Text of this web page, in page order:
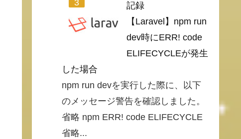
記録
【Laravel】npm run
dev時にERR! code
ELIFECYCLEが発生
した場合
npm run devを実行した際に、以下
のメッセージ警告を確認しました。
省略 npm ERR! code ELIFECYCLE
省略...